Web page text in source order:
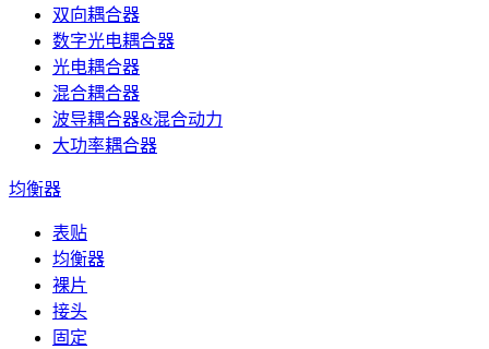
双向耦合器
数字光电耦合器
光电耦合器
混合耦合器
波导耦合器&混合动力
大功率耦合器
均衡器
表贴
均衡器
裸片
接头
固定